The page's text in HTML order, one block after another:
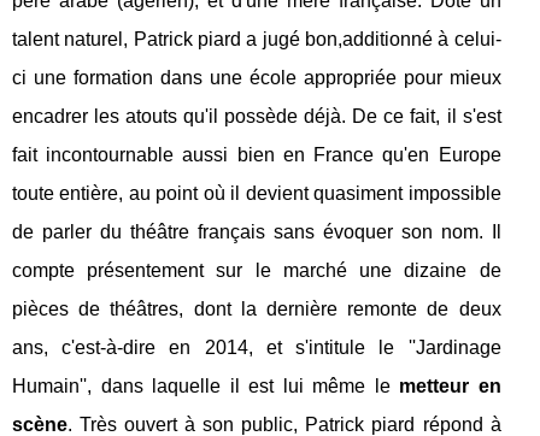
talent naturel, Patrick piard a jugé bon,additionné à celui-
ci une formation dans une école appropriée pour mieux
encadrer les atouts qu'il possède déjà. De ce fait, il s'est
fait incontournable aussi bien en France qu'en Europe
toute entière, au point où il devient quasiment impossible
de parler du théâtre français sans évoquer son nom. Il
compte présentement sur le marché une dizaine de
pièces de théâtres, dont la dernière remonte de deux
ans, c'est-à-dire en 2014, et s'intitule le ''Jardinage
Humain'', dans laquelle il est lui même lemetteur en
scène. Très ouvert à son public, Patrick piard répond à